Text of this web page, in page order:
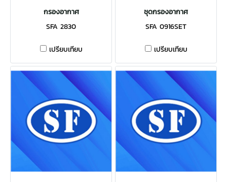
กรองอากาศ
SFA 2830
เปรียบเทียบ
ชุดกรองอากาศ
SFA 0916SET
เปรียบเทียบ